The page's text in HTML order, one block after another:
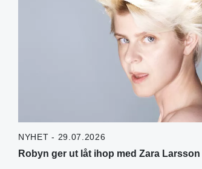
NYHET - 29.07.2026
Robyn ger ut låt ihop med Zara Larsson